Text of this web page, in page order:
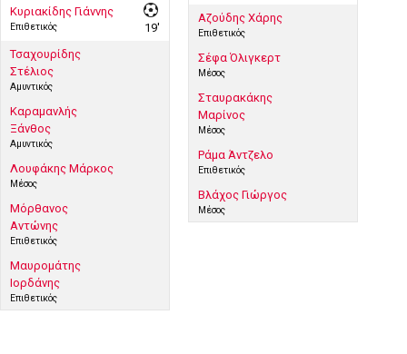
Κυριακίδης Γιάννης
Επιθετικός
19'
Τσαχουρίδης
Στέλιος
Αμυντικός
Καραμανλής
Ξάνθος
Αμυντικός
Λουφάκης Μάρκος
Μέσος
Μόρθανος
Αντώνης
Επιθετικός
Μαυρομάτης
Ιορδάνης
Επιθετικός
Αζούδης Χάρης
Επιθετικός
Σέφα Όλιγκερτ
Μέσος
Σταυρακάκης
Μαρίνος
Μέσος
Ράμα Άντζελο
Επιθετικός
Βλάχος Γιώργος
Μέσος